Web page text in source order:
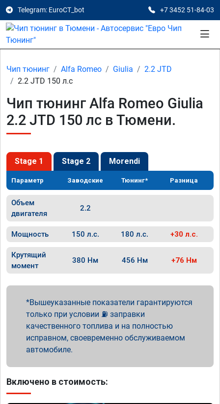
Telegram: EuroCT_bot +7 3452 51-84-03
Чип тюнинг Alfa Romeo Giulia
2.2 JTD
2.2 JTD 150 л.с
Чип тюнинг Alfa Romeo Giulia
2.2 JTD 150 лс в Тюмени.
Stage 1 Stage 2 Morendi
Параметр Заводские Тюнинг* Разница
Объем
двигателя
2.2
Мощность 150 л.с. 180 л.с. +30 л.с.
Крутящий
момент
380 Нм 456 Нм +76 Нм
Вышеуказанные показатели гарантируются
только при условии ⛽ заправки
качественного топлива и на полностью
исправном, своевременно обслуживаемом
автомобиле.
Включено в стоимость: